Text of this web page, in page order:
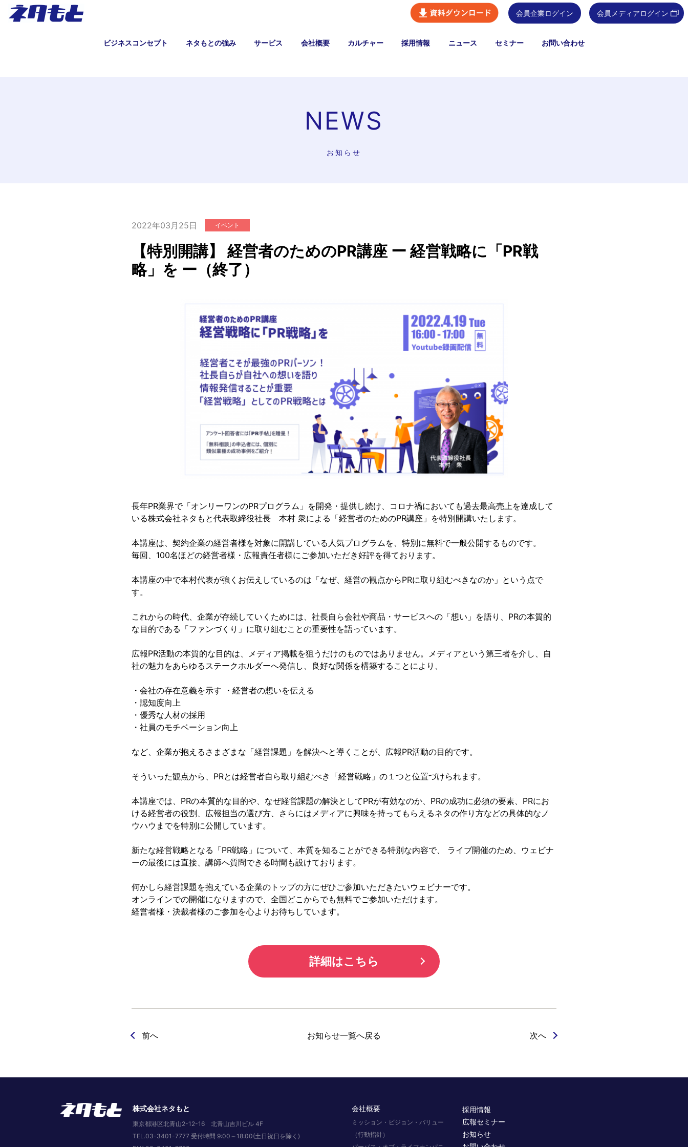
会員企業ログイン 会員メディアログイン
ビジネスコンセプト ネタもとの強み サービス 会社概要 カルチャー 採用情報 ニュース セミナー お問い合わせ
NEWS
お知らせ
2022年03月25日 イベント
【特別開講】 経営者のためのPR講座 ー 経営戦略に「PR戦
略」を ー（終了）
長年PR業界で「オンリーワンのPRプログラム」を開発・提供し続け、コロナ禍においても過去最高売上を達成して
いる株式会社ネタもと代表取締役社長 本村 衆による「経営者のためのPR講座」を特別開講いたします。
本講座は、契約企業の経営者様を対象に開講している人気プログラムを、特別に無料で一般公開するものです。
毎回、100名ほどの経営者様・広報責任者様にご参加いただき好評を得ております。
本講座の中で本村代表が強くお伝えしているのは「なぜ、経営の観点からPRに取り組むべきなのか」という点で
す。
これからの時代、企業が存続していくためには、社長自ら会社や商品・サービスへの「想い」を語り、PRの本質的
な目的である「ファンづくり」に取り組むことの重要性を語っています。
広報PR活動の本質的な目的は、メディア掲載を狙うだけのものではありません。メディアという第三者を介し、自
社の魅力をあらゆるステークホルダーへ発信し、良好な関係を構築することにより、
・会社の存在意義を示す ・経営者の想いを伝える
・認知度向上
・優秀な人材の採用
・社員のモチベーション向上
など、企業が抱えるさまざまな「経営課題」を解決へと導くことが、広報PR活動の目的です。
そういった観点から、PRとは経営者自ら取り組むべき「経営戦略」の１つと位置づけられます。
本講座では、PRの本質的な目的や、なぜ経営課題の解決としてPRが有効なのか、PRの成功に必須の要素、PRにお
ける経営者の役割、広報担当の選び方、さらにはメディアに興味を持ってもらえるネタの作り方などの具体的なノ
ウハウまでを特別に公開しています。
新たな経営戦略となる「PR戦略」について、本質を知ることができる特別な内容で、 ライブ開催のため、ウェビナ
ーの最後には直接、講師へ質問できる時間も設けております。
何かしら経営課題を抱えている企業のトップの方にぜひご参加いただきたいウェビナーです。
オンラインでの開催になりますので、全国どこからでも無料でご参加いただけます。
経営者様・決裁者様のご参加を心よりお待ちしています。
詳細はこちら
前へ お知らせ一覧へ戻る 次へ
株式会社ネタもと
東京都港区北青山2-12-16 北青山吉川ビル 4F
TEL.03-3401-7777 受付時間 9:00～18:00(土日祝日を除く)
会社概要
ミッション・ビジョン・バリュー
（行動指針）
採用情報
広報セミナー
お知らせ